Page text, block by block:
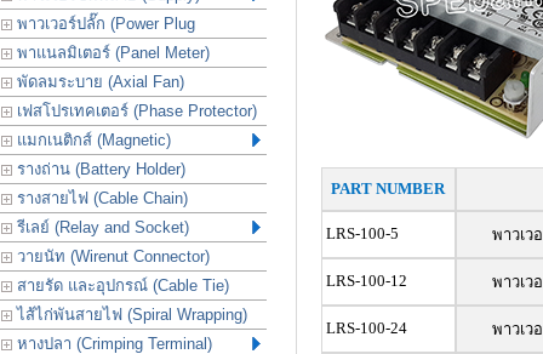
พาวเวอร์ปลั๊ก (Power Plug
พาแนลมิเตอร์ (Panel Meter)
พัดลมระบาย (Axial Fan)
เฟสโปรเทคเตอร์ (Phase Protector)
แมกเนติกส์ (Magnetic)
รางถ่าน (Battery Holder)
รางสายไฟ (Cable Chain)
รีเลย์ (Relay and Socket)
วายนัท (Wirenut Connector)
สายรัด และอุปกรณ์ (Cable Tie)
ไส้ไก่พันสายไฟ (Spiral Wrapping)
หางปลา (Crimping Terminal)
PART NUMBER
LRS-100-5 พาวเว
LRS-100-12 พาวเว
LRS-100-24 พาวเว